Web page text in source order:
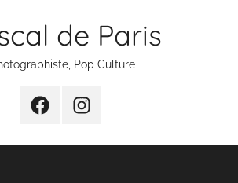
de Paris
Pop Culture
FacebookInstagram